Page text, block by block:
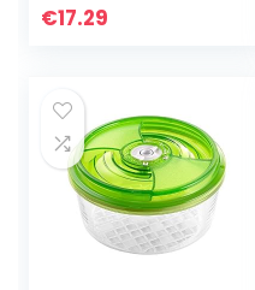
Driehoek Dozen
€17.29